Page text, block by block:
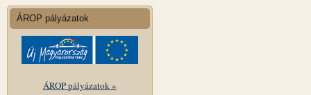
ÁROP pályázatok
ÁROP pályázatok »